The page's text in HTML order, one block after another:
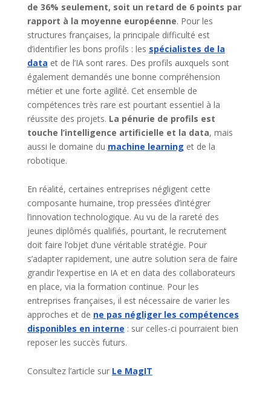
de 36% seulement, soit un retard de 6 points par
rapport à la moyenne européenne. Pour les
structures françaises, la principale difficulté est
d’identifier les bons profils : les spécialistes de la
data et de l’IA sont rares. Des profils auxquels sont
également demandés une bonne compréhension
métier et une forte agilité. Cet ensemble de
compétences très rare est pourtant essentiel à la
réussite des projets. La pénurie de profils est
touche l’intelligence artificielle et la data, mais
aussi le domaine du machine learning et de la
robotique.
En réalité, certaines entreprises négligent cette
composante humaine, trop pressées d’intégrer
l’innovation technologique. Au vu de la rareté des
jeunes diplômés qualifiés, pourtant, le recrutement
doit faire l’objet d’une véritable stratégie. Pour
s’adapter rapidement, une autre solution sera de faire
grandir l’expertise en IA et en data des collaborateurs
en place, via la formation continue. Pour les
entreprises françaises, il est nécessaire de varier les
approches et de ne pas négliger les compétences
disponibles en interne : sur celles-ci pourraient bien
reposer les succès futurs.
Consultez l’article sur Le MagIT